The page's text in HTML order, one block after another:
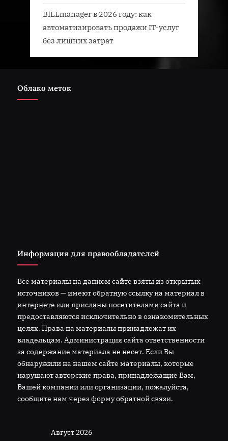
BILLmanager в 2026 году: как
автоматизировать продажи IT-услуг
без лишних затрат
Облако меток
Информация для правообладателей
Все материалы на данном сайте взяты из открытых
источников — имеют обратную ссылку на материал в
интернете или присланы посетителями сайта и
предоставляются исключительно в ознакомительных
целях. Права на материалы принадлежат их
владельцам. Администрация сайта ответственности
за содержание материала не несет. Если Вы
обнаружили на нашем сайте материалы, которые
нарушают авторские права, принадлежащие Вам,
Вашей компании или организации, пожалуйста,
сообщите нам через форму обратной связи.
Август 2026